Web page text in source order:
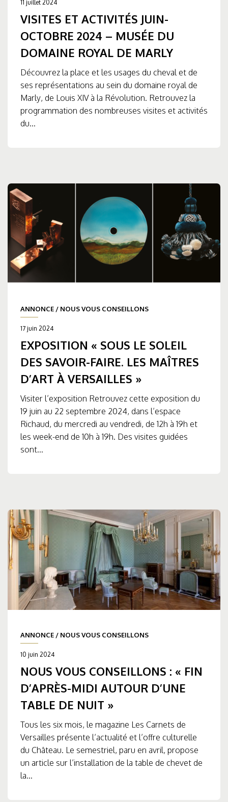
11 juillet 2024
VISITES ET ACTIVITÉS JUIN-
OCTOBRE 2024 – MUSÉE DU
DOMAINE ROYAL DE MARLY
Découvrez la place et les usages du cheval et de
ses représentations au sein du domaine royal de
Marly, de Louis XIV à la Révolution. Retrouvez la
programmation des nombreuses visites et activités
du...
ANNONCE / NOUS VOUS CONSEILLONS
17 juin 2024
EXPOSITION « SOUS LE SOLEIL
DES SAVOIR-FAIRE. LES MAÎTRES
D’ART À VERSAILLES »
Visiter l’exposition Retrouvez cette exposition du
19 juin au 22 septembre 2024, dans l’espace
Richaud, du mercredi au vendredi, de 12h à 19h et
les week-end de 10h à 19h. Des visites guidées
sont...
ANNONCE / NOUS VOUS CONSEILLONS
10 juin 2024
NOUS VOUS CONSEILLONS : « FIN
D’APRÈS-MIDI AUTOUR D’UNE
TABLE DE NUIT »
Tous les six mois, le magazine Les Carnets de
Versailles présente l’actualité et l’offre culturelle
du Château. Le semestriel, paru en avril, propose
un article sur l’installation de la table de chevet de
la...